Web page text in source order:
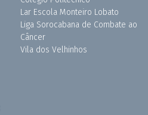
Lar Escola Monteiro Lobato
Liga Sorocabana de Combate ao
Câncer
Vila dos Velhinhos